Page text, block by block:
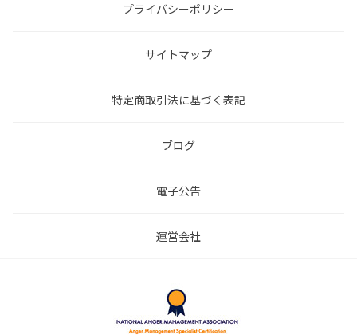
プライバシーポリシー
サイトマップ
特定商取引法に基づく表記
ブログ
電子公告
運営会社